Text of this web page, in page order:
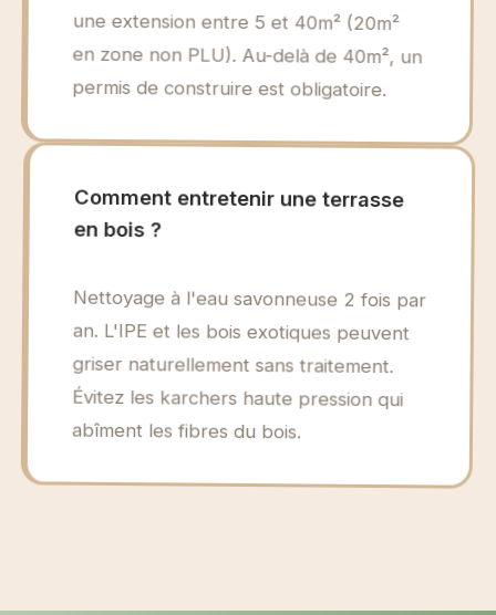
permis de construire est obligatoire.
Comment entretenir une terrasse
en bois ?
Nettoyage à l'eau savonneuse 2 fois par
an. L'IPE et les bois exotiques peuvent
griser naturellement sans traitement.
Évitez les karchers haute pression qui
abîment les fibres du bois.